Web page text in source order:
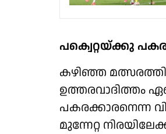
പക്വെറ്റയ്ക്കു
കഴിഞ്ഞ
ഉത്തരവാദിത്തം
പകരക്കാരനെന്ന
മുന്നേറ്റ